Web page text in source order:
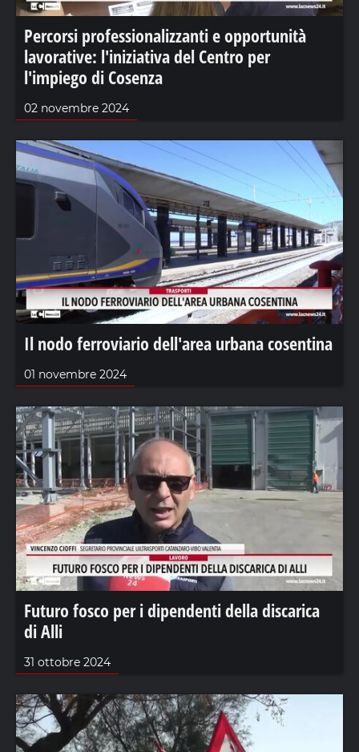
Percorsi professionalizzanti e opportunità
lavorative: l'iniziativa del Centro per
l'impiego di Cosenza
02 novembre 2024
Il nodo ferroviario dell'area urbana cosentina
01 novembre 2024
Futuro fosco per i dipendenti della discarica
di Alli
31 ottobre 2024